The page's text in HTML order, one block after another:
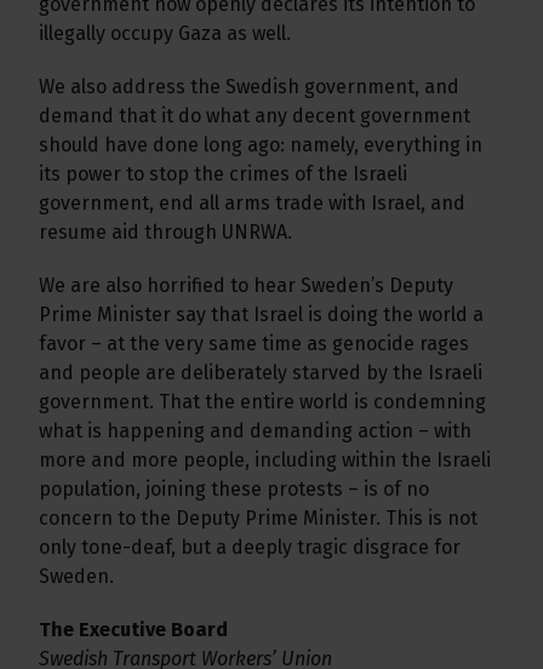
illegally occupy Gaza as well.
We also address the Swedish government, and
demand that it do what any decent government
should have done long ago: namely, everything in
its power to stop the crimes of the Israeli
government, end all arms trade with Israel, and
resume aid through UNRWA.
We are also horrified to hear Sweden’s Deputy
Prime Minister say that Israel is doing the world a
favor – at the very same time as genocide rages
and people are deliberately starved by the Israeli
government. That the entire world is condemning
what is happening and demanding action – with
more and more people, including within the Israeli
population, joining these protests – is of no
concern to the Deputy Prime Minister. This is not
only tone-deaf, but a deeply tragic disgrace for
Sweden.
The Executive Board
Swedish Transport Workers’ Union